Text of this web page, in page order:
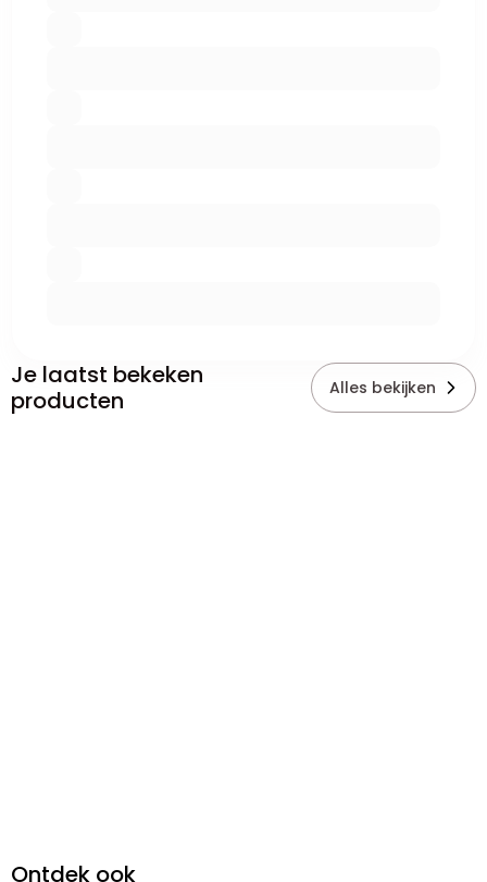
Je laatst bekeken
producten
Alles bekijken
Ontdek ook